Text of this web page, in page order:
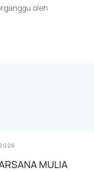
oleh
MULIA